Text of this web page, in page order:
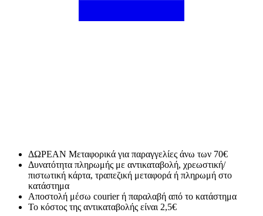
ΔΩΡΕΑΝ Μεταφορικά για παραγγελίες άνω των 70€
Δυνατότητα πληρωμής με αντικαταβολή, χρεωστική/
πιστωτική κάρτα, τραπεζική μεταφορά ή πληρωμή στο
κατάστημα
Αποστολή μέσω courier ή παραλαβή από το κατάστημα
Το κόστος της αντικαταβολής είναι 2,5€